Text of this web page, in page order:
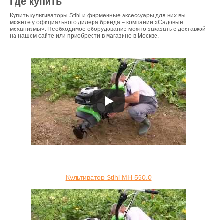
Купить культиваторы Stihl и фирменные аксессуары для них вы
можете у официального дилера бренда – компании «Садовые
механизмы». Необходимое оборудование можно заказать с доставкой
на нашем сайте или приобрести в магазине в Москве.
Культиватор Stihl MH 560.0